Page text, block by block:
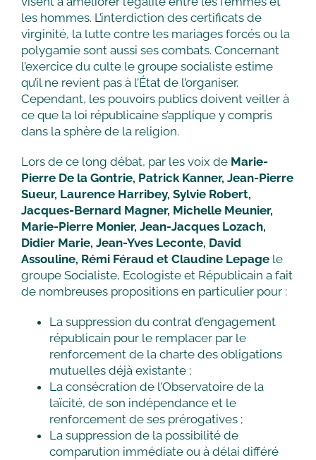
les hommes. L’interdiction des certificats de
virginité, la lutte contre les mariages forcés ou la
polygamie sont aussi ses combats. Concernant
l’exercice du culte le groupe socialiste estime
qu’il ne revient pas à l’État de l’organiser.
Cependant, les pouvoirs publics doivent veiller à
ce que la loi républicaine s’applique y compris
dans la sphère de la religion.
Lors de ce long débat, par les voix de Marie-
Pierre De la Gontrie, Patrick Kanner, Jean-Pierre
Sueur, Laurence Harribey, Sylvie Robert,
Jacques-Bernard Magner, Michelle Meunier,
Marie-Pierre Monier, Jean-Jacques Lozach,
Didier Marie, Jean-Yves Leconte, David
Assouline, Rémi Féraud et Claudine Lepage le
groupe Socialiste, Ecologiste et Républicain a fait
de nombreuses propositions en particulier pour :
La suppression du contrat d’engagement
républicain pour le remplacer par le
renforcement de la charte des obligations
mutuelles déjà existante ;
La consécration de l’Observatoire de la
laïcité, de son indépendance et le
renforcement de ses prérogatives ;
La suppression de la possibilité de
comparution immédiate ou à délai différé